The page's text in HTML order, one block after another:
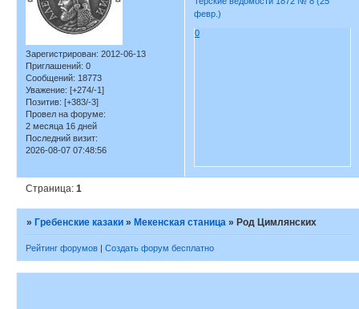
Зарегистрирован: 2012-06-13
Приглашений: 0
Сообщений: 18773
Уважение: [+274/-1]
Позитив: [+383/-3]
Провел на форуме:
2 месяца 16 дней
Последний визит:
2026-08-07 07:48:56
февр.)
0
Страница:1
» Гребенские казаки » Мекенская станица » Род Цимлянских
Рейтинг форумов | Создать форум бесплатно